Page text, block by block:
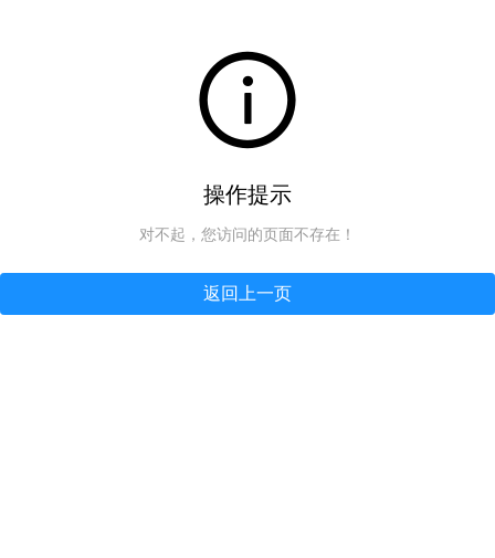
操作提示
对不起，您访问的页面不存在！
返回上一页